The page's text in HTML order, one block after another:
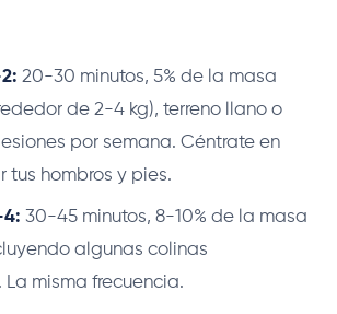
20-30 minutos, 5% de la masa
de 2-4 kg), terreno llano o
por semana. Céntrate en
tus hombros y pies.
4: 30-45 minutos, 8-10% de la masa
algunas colinas
misma frecuencia.